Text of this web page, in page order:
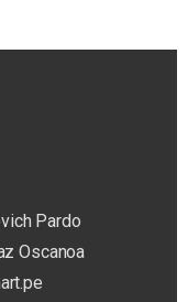
Pardo
Oscanoa